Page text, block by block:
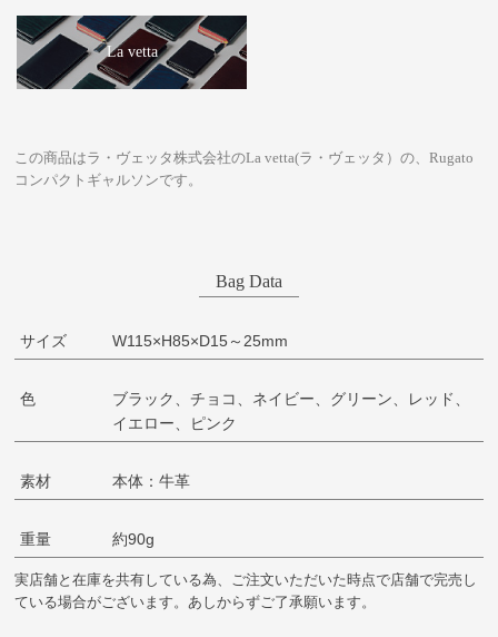
La vetta
この商品はラ・ヴェッタ株式会社のLa vetta(ラ・ヴェッタ）の、Rugato
コンパクトギャルソンです。
Bag Data
サイズ W115×H85×D15～25mm
色
ブラック、チョコ、ネイビー、グリーン、レッド、
イエロー、ピンク
素材 本体：牛革
重量 約90g
実店舗と在庫を共有している為、ご注文いただいた時点で店舗で完売し
ている場合がございます。あしからずご了承願います。